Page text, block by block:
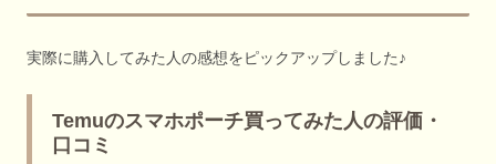
実際に購入してみた人の感想をピックアップしました♪
Temuのスマホポーチ買ってみた人の評価・
口コミ